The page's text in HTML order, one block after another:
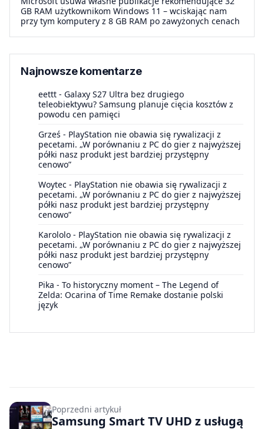
GB RAM użytkownikom Windows 11 – wciskając nam
przy tym komputery z 8 GB RAM po zawyżonych cenach
Najnowsze komentarze
eettt - Galaxy S27 Ultra bez drugiego
teleobiektywu? Samsung planuje cięcia kosztów z
powodu cen pamięci
Grześ - PlayStation nie obawia się rywalizacji z
pecetami. „W porównaniu z PC do gier z najwyższej
półki nasz produkt jest bardziej przystępny
cenowo”
Woytec - PlayStation nie obawia się rywalizacji z
pecetami. „W porównaniu z PC do gier z najwyższej
półki nasz produkt jest bardziej przystępny
cenowo”
Karololo - PlayStation nie obawia się rywalizacji z
pecetami. „W porównaniu z PC do gier z najwyższej
półki nasz produkt jest bardziej przystępny
cenowo”
Pika - To historyczny moment – The Legend of
Zelda: Ocarina of Time Remake dostanie polski
język
Poprzedni artykuł
Samsung Smart TV UHD z usługą